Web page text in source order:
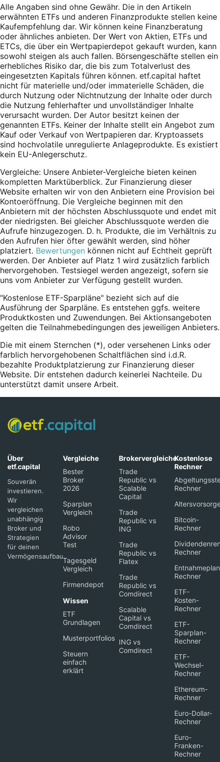
Alle Angaben sind ohne Gewähr. Die in den Artikeln
erwähnten ETFs und anderen Finanzprodukte stellen keine
Kaufempfehlung dar. Wir können keine Finanzberatung
oder ähnliches anbieten. Der Wert von Aktien, ETFs und
ETCs, die über ein Wertpapierdepot gekauft wurden, kann
sowohl steigen als auch fallen. Börsengeschäfte stellen ein
erhebliches Risiko dar, die bis zum Totalverlust des
eingesetzten Kapitals führen können. etf.capital haftet
nicht für materielle und/oder immaterielle Schäden, die
durch Nutzung oder Nichtnutzung der Inhalte oder durch
die Nutzung fehlerhafter und unvollständiger Inhalte
verursacht wurden. Der Autor besitzt keinen der
genannten ETFs. Keiner der Inhalte stellt ein Angebot zum
Kauf oder Verkauf von Wertpapieren dar. Kryptoassets
sind hochvolatile unregulierte Anlageprodukte. Es existiert
kein EU-Anlegerschutz.
Vergleiche: Unsere Anbieter-Vergleiche bieten keinen
kompletten Marktüberblick. Zur Finanzierung dieser
Website erhalten wir von den Anbietern eine Provision bei
Kontoeröffnung. Die Vergleiche beginnen mit den
Anbietern mit der höchsten Abschlussquote und endet mit
der niedrigsten. Bei gleicher Abschlussquote werden die
Aufrufe hinzugezogen. D. h. Produkte, die im Verhältnis zu
den Aufrufen hier öfter gewählt werden, sind höher
platziert. Bewertungen können nicht auf Echtheit geprüft
werden. Der Anbieter auf Platz 1 wird zusätzlich farblich
hervorgehoben. Testsiegel werden angezeigt, sofern sie
uns vom Anbieter zur Verfügung gestellt wurden.
"Kostenlose ETF-Sparpläne" bezieht sich auf die
Ausführung der Sparpläne. Es entstehen ggfs. weitere
Produktkosten und Zuwendungen. Bei Aktionsangeboten
gelten die Teilnahmebedingungen des jeweiligen Anbieters.
Die mit einem Sternchen (*), oder versehenen Links oder
farblich hervorgehobenen Schaltflächen sind i.d.R.
bezahlte Produktplatzierung zur Finanzierung dieser
Website. Dir entstehen dadurch keinerlei Nachteile. Du
unterstützt damit unsere Arbeit.
Über
etf.capital
Souverän
investieren.
Wir
vergleichen
unabhängig
Broker und
Strategien
für deinen
Vermögensaufbau.
Vergleiche
Bester
Broker
2026
Sparplan
Vergleich
Robo
Advisor
Test
Tagesgeld
Vergleich
Firmendepot
Wissen
ETF
Grundlagen
Musterportfolios
Steuern
einfach
erklärt
Brokervergleiche
Trade
Republic vs
Scalable
Capital
Trade
Republic vs
ING
Trade
Republic vs
Flatex
Trade
Republic vs
Comdirect
Scalable
Capital vs
Comdirect
ING vs
Comdirect
Kostenlose
Rechner
Rechner
Bitcoin-
Rechner
Rechner
Rechner
ETF-
Kosten-
Rechner
ETF-
Sparplan-
Rechner
ETF-
Wechsel-
Rechner
Ethereum-
Rechner
Euro-Dollar-
Rechner
Euro-
Franken-
Rechner